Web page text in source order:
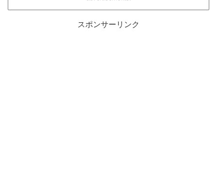
スポンサーリンク